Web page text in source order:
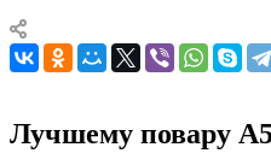
Лучшему повару